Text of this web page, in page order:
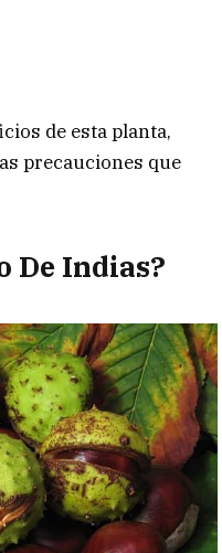
de esta planta,
precauciones que
De Indias?